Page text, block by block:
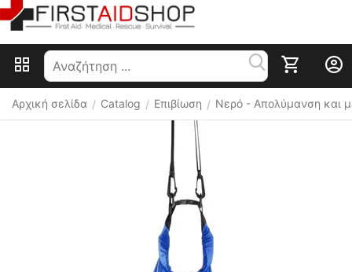
Αρχική σελίδα / Catalog / Επιβίωση / Nερό - Απολύμανση και